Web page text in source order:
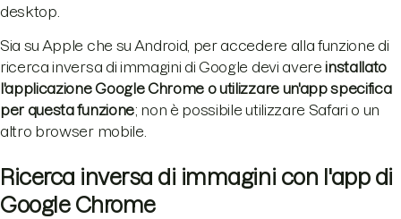
desktop.
Sia su Apple che su Android, per accedere alla funzione di
ricerca inversa di immagini di Google devi avereinstallato
l'applicazione Google Chrome o utilizzare un'app specifica
per questa funzione; non è possibile utilizzare Safari o un
altro browser mobile.
Ricerca inversa di immagini con l'app di
Google Chrome